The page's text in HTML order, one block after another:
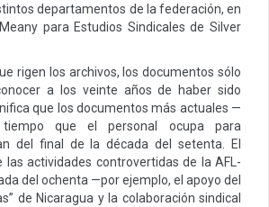
departamentos de la federación, en
para Estudios Sindicales de Silver
rigen los archivos, los documentos sólo
a los veinte años de haber sido
que los documentos más actuales —
tiempo que el personal ocupa para
del final de la década del setenta. El
las actividades controvertidas de la AFL-
del ochenta —por ejemplo, el apoyo del
de Nicaragua y la colaboración sindical